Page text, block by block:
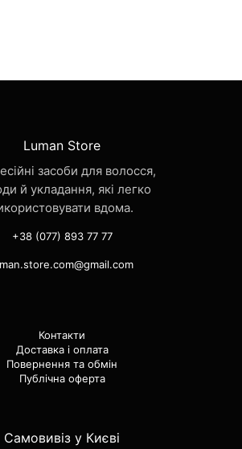
Luman Store
засоби для волосся,
й укладання, які легко
вдома.
+38 (077) 893 77 77
Контакти
Доставка і оплата
Повернення та обмін
Публічна оферта
Самовивіз у Києві